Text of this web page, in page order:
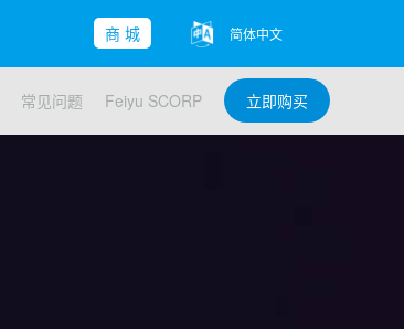
商 城 简体中文
常见问题 Feiyu SCORP 立即购买